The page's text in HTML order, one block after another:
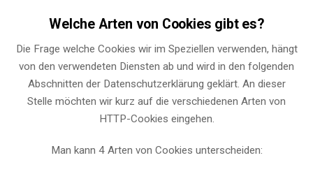
Welche Arten von Cookies gibt es?
Die Frage welche Cookies wir im Speziellen verwenden, hängt
von den verwendeten Diensten ab und wird in den folgenden
Abschnitten der Datenschutzerklärung geklärt. An dieser
Stelle möchten wir kurz auf die verschiedenen Arten von
HTTP-Cookies eingehen.
Man kann 4 Arten von Cookies unterscheiden: